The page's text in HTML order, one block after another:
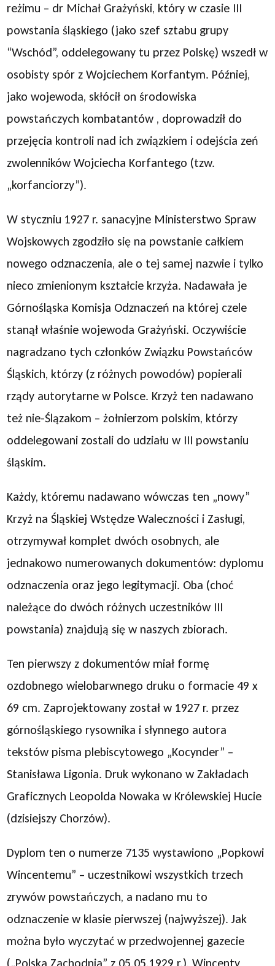
reżimu – dr Michał Grażyński, który w czasie III
powstania śląskiego (jako szef sztabu grupy
“Wschód”, oddelegowany tu przez Polskę) wszedł w
osobisty spór z Wojciechem Korfantym. Później,
jako wojewoda, skłócił on środowiska
powstańczych kombatantów , doprowadził do
przejęcia kontroli nad ich związkiem i odejścia zeń
zwolenników Wojciecha Korfantego (tzw.
„korfanciorzy”).
W styczniu 1927 r. sanacyjne Ministerstwo Spraw
Wojskowych zgodziło się na powstanie całkiem
nowego odznaczenia, ale o tej samej nazwie i tylko
nieco zmienionym kształcie krzyża. Nadawała je
Górnośląska Komisja Odznaczeń na której czele
stanął właśnie wojewoda Grażyński. Oczywiście
nagradzano tych członków Związku Powstańców
Śląskich, którzy (z różnych powodów) popierali
rządy autorytarne w Polsce. Krzyż ten nadawano
też nie-Ślązakom – żołnierzom polskim, którzy
oddelegowani zostali do udziału w III powstaniu
śląskim.
Każdy, któremu nadawano wówczas ten „nowy”
Krzyż na Śląskiej Wstędze Waleczności i Zasługi,
otrzymywał komplet dwóch osobnych, ale
jednakowo numerowanych dokumentów: dyplomu
odznaczenia oraz jego legitymacji. Oba (choć
należące do dwóch różnych uczestników III
powstania) znajdują się w naszych zbiorach.
Ten pierwszy z dokumentów miał formę
ozdobnego wielobarwnego druku o formacie 49 x
69 cm. Zaprojektowany został w 1927 r. przez
górnośląskiego rysownika i słynnego autora
tekstów pisma plebiscytowego „Kocynder” –
Stanisława Ligonia. Druk wykonano w Zakładach
Graficznych Leopolda Nowaka w Królewskiej Hucie
(dzisiejszy Chorzów).
Dyplom ten o numerze 7135 wystawiono „Popkowi
Wincentemu” – uczestnikowi wszystkich trzech
zrywów powstańczych, a nadano mu to
odznaczenie w klasie pierwszej (najwyższej). Jak
można było wyczytać w przedwojennej gazecie
(„Polska Zachodnia” z 05.05.1929 r.), Wincenty